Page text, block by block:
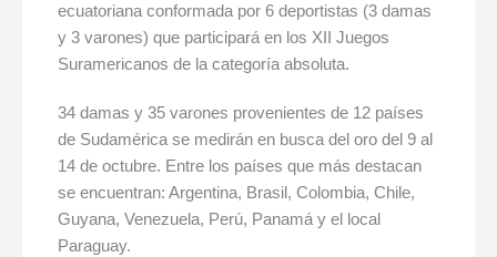
ecuatoriana conformada por 6 deportistas (3 damas
y 3 varones) que participará en los XII Juegos
Suramericanos de la categoría absoluta.
34 damas y 35 varones provenientes de 12 países
de Sudamérica se medirán en busca del oro del 9 al
14 de octubre. Entre los países que más destacan
se encuentran: Argentina, Brasil, Colombia, Chile,
Guyana, Venezuela, Perú, Panamá y el local
Paraguay.